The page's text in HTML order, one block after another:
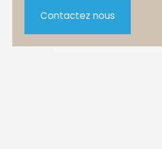
Contactez nous